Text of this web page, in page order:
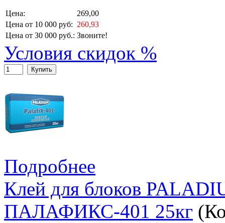
Цена:
269,00
Цена от 10 000 руб: 260,93
Цена от 30 000 руб.: Звоните!
Условия скидок %
Купить
Подробнее
Клей для блоков
ПАЛАФИКС-401 25кг